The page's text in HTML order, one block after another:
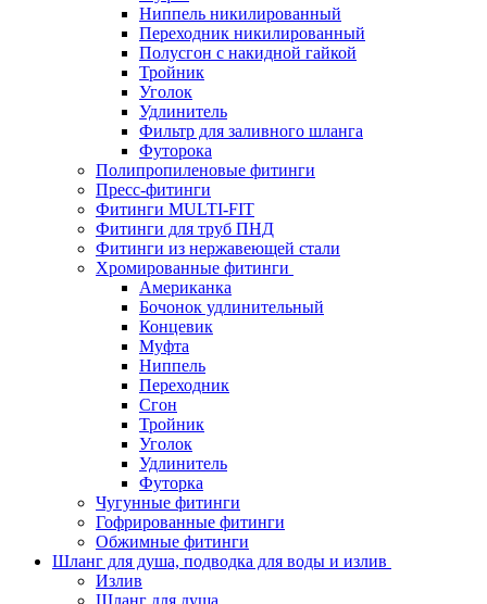
Ниппель никилированный
Переходник никилированный
Полусгон с накидной гайкой
Тройник
Уголок
Удлинитель
Фильтр для заливного шланга
Футорока
Полипропиленовые фитинги
Пресс-фитинги
Фитинги MULTI-FIT
Фитинги для труб ПНД
Фитинги из нержавеющей стали
Хромированные фитинги
Американка
Бочонок удлинительный
Концевик
Муфта
Ниппель
Переходник
Сгон
Тройник
Уголок
Удлинитель
Футорка
Чугунные фитинги
Гофрированные фитинги
Обжимные фитинги
Шланг для душа, подводка для воды и излив
Излив
Шланг для душа